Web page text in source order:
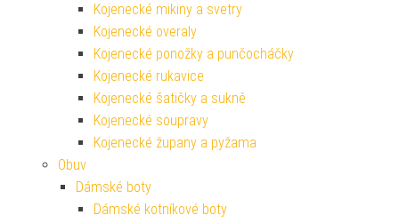
Kojenecké mikiny a svetry
Kojenecké overaly
Kojenecké ponožky a punčocháčky
Kojenecké rukavice
Kojenecké šatičky a sukně
Kojenecké soupravy
Kojenecké župany a pyžama
Obuv
Dámské boty
Dámské kotníkové boty